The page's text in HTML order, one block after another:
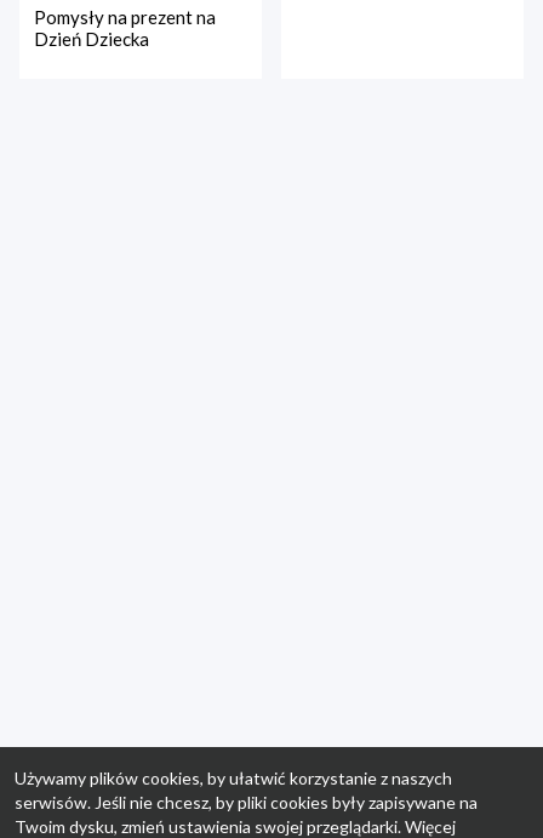
Pomysły na prezent na
Dzień Dziecka
Używamy plików cookies, by ułatwić korzystanie z naszych
serwisów. Jeśli nie chcesz, by pliki cookies były zapisywane na
Twoim dysku, zmień ustawienia swojej przeglądarki. Więcej